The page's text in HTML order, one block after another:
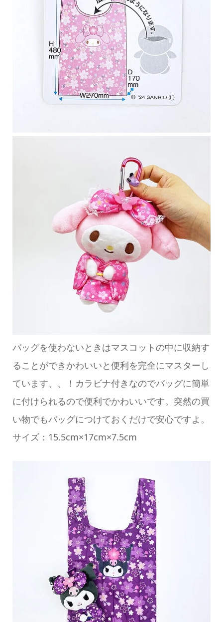
バッグを使わないときはマスコットの中に収納す
ることができかわいいと便利を完全にマスターし
ています、、！カラビナ付きなのでバッグに簡単
に付けられるので便利でかわいいです。突然の買
い物でもバッグにつけておくだけで安心ですよ。
サイズ：15.5cm×17cm×7.5cm